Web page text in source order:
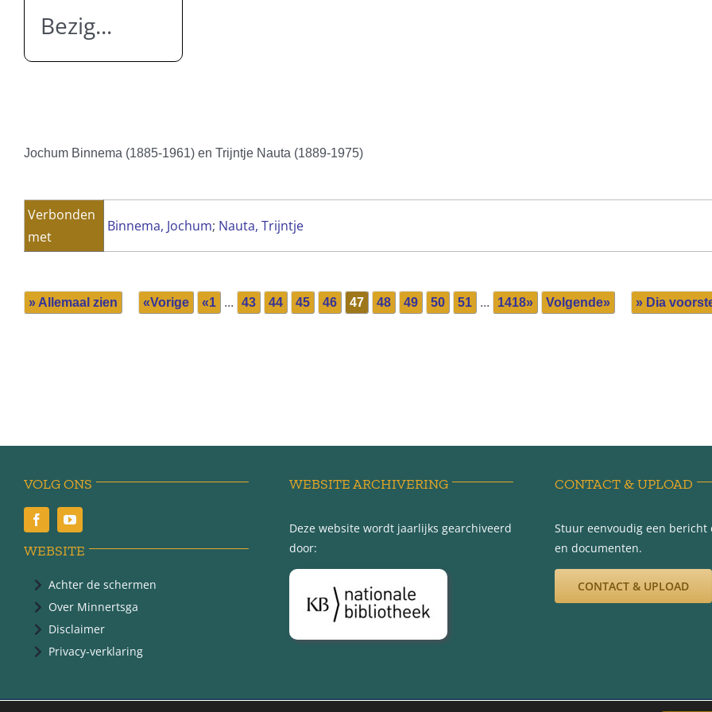
Bezig...
Jochum Binnema (1885-1961) en Trijntje Nauta (1889-1975)
Verbonden
met
Binnema, Jochum; Nauta, Trijntje
» Allemaal zien «Vorige «1 ... 43 44 45 46 47 48 49 50 51 ... 1418» Volgende» » Dia
VOLG ONS
WEBSITE
Achter de schermen
Over Minnertsga
Disclaimer
Privacy-verklaring
WEBSITE ARCHIVERING
Deze website wordt jaarlijks gearchiveerd
door:
CONTACT & UPLOAD
Stuur eenvoudig een bericht
en documenten.
CONTACT & UPLOAD